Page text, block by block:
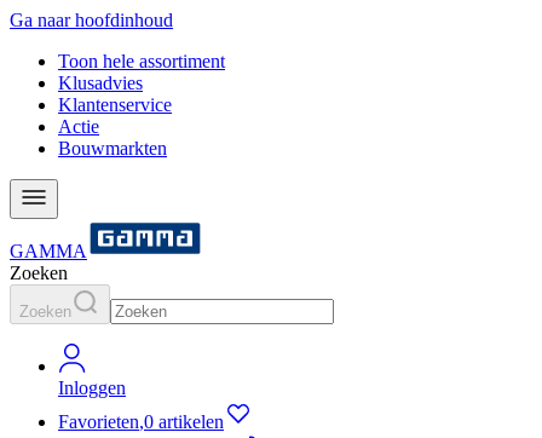
Ga naar hoofdinhoud
Toon hele assortiment
Klusadvies
Klantenservice
Actie
Bouwmarkten
GAMMA
Zoeken
Zoeken
Inloggen
Favorieten,0 artikelen